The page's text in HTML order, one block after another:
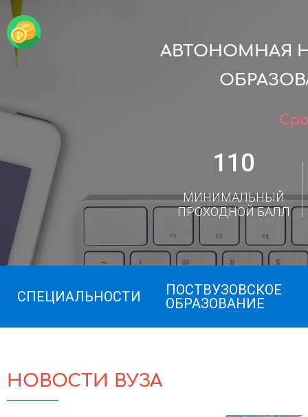
АВТОНОМНАЯ
110
МИНИМАЛЬНЫЙ
ПРОХОДНОЙ БАЛЛ
СПЕЦИАЛЬНОСТИ
ПОСТВУЗОВСКОЕ
ОБРАЗОВАНИЕ
НОВОСТИ ВУЗА